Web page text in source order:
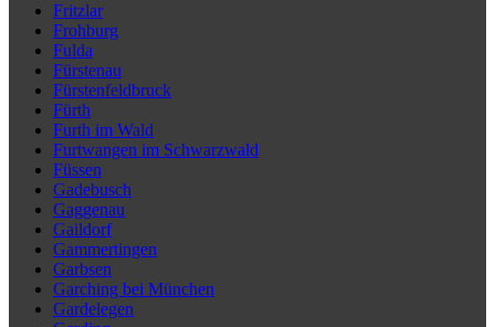
Fritzlar
Frohburg
Fulda
Fürstenau
Fürstenfeldbruck
Fürth
Furth im Wald
Furtwangen im Schwarzwald
Füssen
Gadebusch
Gaggenau
Gaildorf
Gammertingen
Garbsen
Garching bei München
Gardelegen